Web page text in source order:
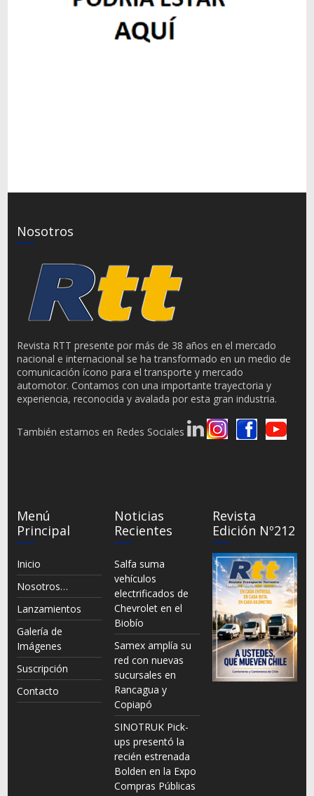
Nosotros
Revista RTT presente por más de 38 años en el mercado
nacional e internacional se ha transformado en un medio de
comunicación ícono para el transporte y mercado
automotor. Contamos con una importante trayectoria y
experiencia, reconocida y avalada por esta gran industria.
También estamos en Redes Sociales
Menú
Principal
Inicio
Nosotros…
Lanzamientos
Galería de
Imágenes
Suscripción
Contacto
Noticias
Recientes
Salfa suma
vehículos
electrificados de
Chevrolet en el
Biobío
Samex amplía su
red con nuevas
sucursales en
Rancagua y
Copiapó
SINOTRUK Pick-
ups presentó la
recién estrenada
Bolden en la Expo
Compras Públicas
Revista
Edición Nº212